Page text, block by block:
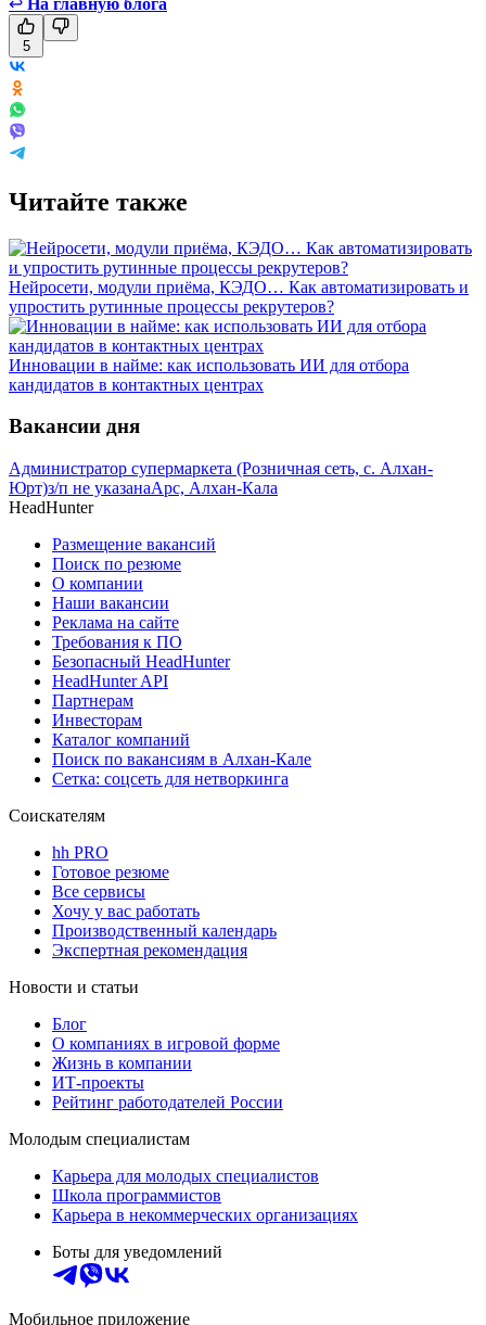
5
Читайте также
Нейросети, модули приёма, КЭДО… Как автоматизировать и
упростить рутинные процессы рекрутеров?
Инновации в найме: как использовать ИИ для отбора
кандидатов в контактных центрах
Вакансии дня
Администратор супермаркета (Розничная сеть, с. Алхан-
Юрт)з/п не указанаАрс, Алхан-Кала
HeadHunter
Размещение вакансий
Поиск по резюме
О компании
Наши вакансии
Реклама на сайте
Требования к ПО
Безопасный HeadHunter
HeadHunter API
Партнерам
Инвесторам
Каталог компаний
Поиск по вакансиям в Алхан-Кале
Сетка: соцсеть для нетворкинга
Соискателям
hh PRO
Готовое резюме
Все сервисы
Хочу у вас работать
Производственный календарь
Экспертная рекомендация
Новости и статьи
Блог
О компаниях в игровой форме
Жизнь в компании
ИТ-проекты
Рейтинг работодателей России
Молодым специалистам
Карьера для молодых специалистов
Школа программистов
Карьера в некоммерческих организациях
Боты для уведомлений
Мобильное приложение